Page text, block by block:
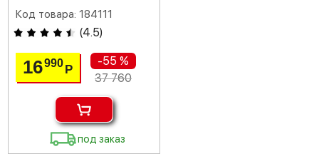
Код товара: 184111
(4.5)
16990Р
-55 %
37 760
под заказ